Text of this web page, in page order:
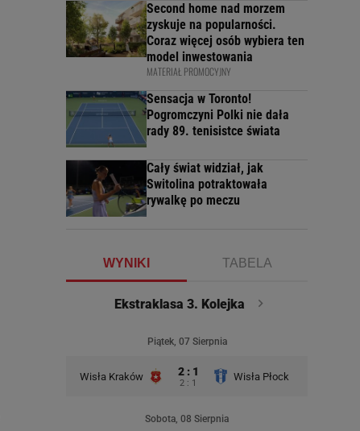
Second home nad morzem
zyskuje na popularności.
Coraz więcej osób wybiera ten
model inwestowania
MATERIAŁ PROMOCYJNY
Sensacja w Toronto!
Pogromczyni Polki nie dała
rady 89. tenisistce świata
Cały świat widział, jak
Switolina potraktowała
rywalkę po meczu
WYNIKI TABELA
Ekstraklasa 3. Kolejka
Piątek, 07 Sierpnia
Wisła Kraków 2 : 1
2 : 1
Wisła Płock
Sobota, 08 Sierpnia